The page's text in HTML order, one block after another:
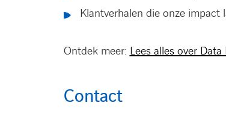
Klantverhalen die onze impact
Ontdek meer: Lees alles over Data
Contact